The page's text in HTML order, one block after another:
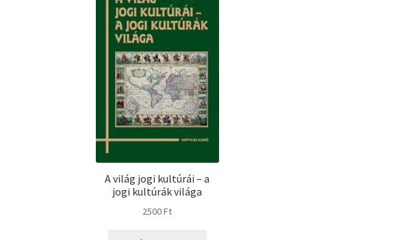
A világ jogi kultúrái – a
jogi kultúrák világa
2500Ft